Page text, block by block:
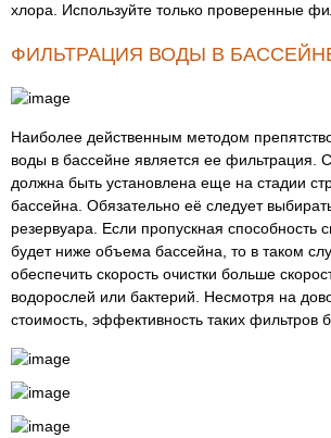
хлора. Используйте только проверенные
ФИЛЬТРАЦИЯ ВОДЫ В
Наиболее действенным методом
воды в бассейне является ее фильтрация.
должна быть установлена еще на стадии
бассейна. Обязательно её следует
резервуара. Если пропускная способность
будет ниже объема бассейна, то в таком
обеспечить скорость очистки больше
водорослей или бактерий. Несмотря на
стоимость, эффективность таких фильтров